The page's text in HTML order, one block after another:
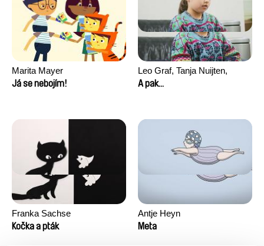
Marita Mayer
Já se nebojím!
Leo Graf, Tanja Nuijten,
Raphael Stalder
A pak...
Franka Sachse
Kočka a pták
Antje Heyn
Meta